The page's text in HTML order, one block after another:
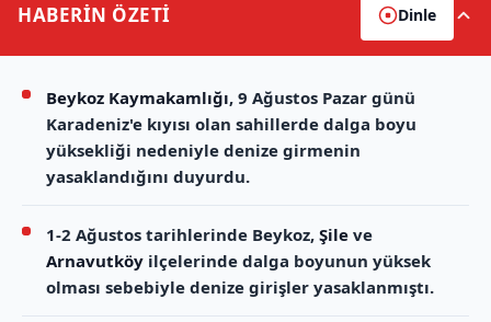
HABERİN ÖZETİ Dinle
Beykoz Kaymakamlığı, 9 Ağustos Pazar günü
Karadeniz'e kıyısı olan sahillerde dalga boyu
yüksekliği nedeniyle denize girmenin
yasaklandığını duyurdu.
1-2 Ağustos tarihlerinde Beykoz, Şile ve
Arnavutköy ilçelerinde dalga boyunun yüksek
olması sebebiyle denize girişler yasaklanmıştı.